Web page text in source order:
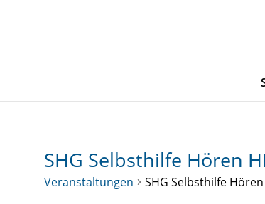
SHG Selbsthilfe Hören
Veranstaltungen SHG Selbsthilfe Hören